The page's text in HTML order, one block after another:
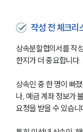
작성 전 체크리
상속분할협의서를 작
한지가 더 중요합니다.
상속인 중 한 명이 빠
나, 예금 계좌 정보가
요청을 받을 수 있습니